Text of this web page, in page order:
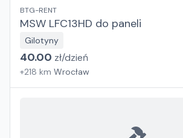
BTG-RENT
MSW LFC13HD do paneli
Gilotyny
40.00 zł/dzień
+218 km Wrocław